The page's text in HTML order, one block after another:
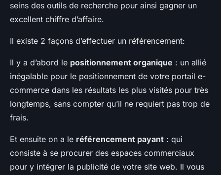
seins des outils de recherche pour ainsi gagner un
excellent chiffre d’affaire.
Il existe 2 façons d’effectuer un référencement:
Il y a d’abord le positionnement organique : un allié
inégalable pour le positionnement de votre portail e-
commerce dans les résultats les plus visités pour très
longtemps, sans compter qu’il ne requiert pas trop de
frais.
Et ensuite on a le référencement payant : qui
consiste à se procurer des espaces commerciaux
pour y intégrer la publicité de votre site web. Il vous